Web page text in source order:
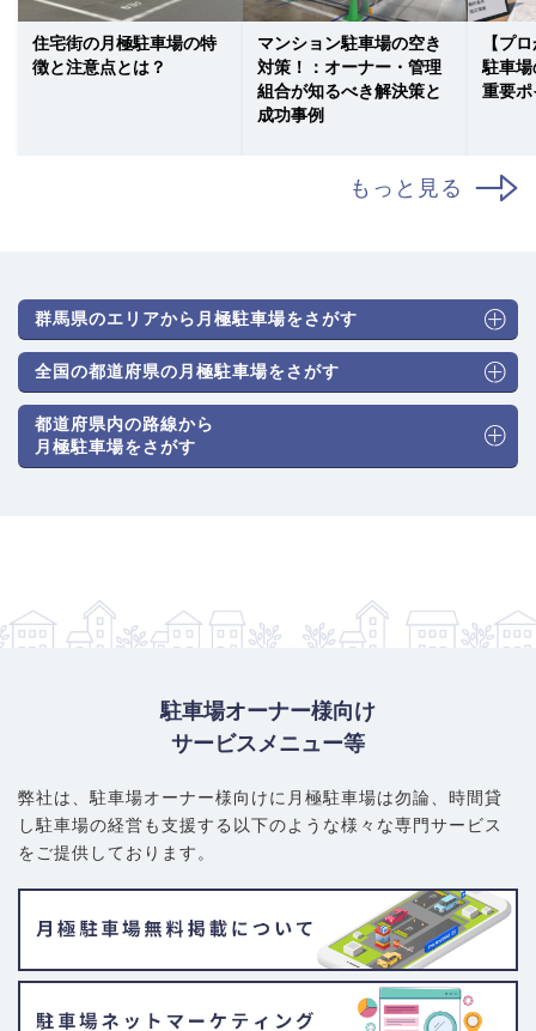
住宅街の月極駐車場の特
徴と注意点とは？
マンション駐車場の空き
対策！：オーナー・管理
組合が知るべき解決策と
成功事例
【プ
駐車
重要
もっと見る
群馬県のエリアから月極駐車場をさがす
全国の都道府県の月極駐車場をさがす
都道府県内の路線から
月極駐車場をさがす
駐車場オーナー様向け
サービスメニュー等
弊社は、駐車場オーナー様向けに月極駐車場は勿論、 時間貸
し駐車場の経営も支援する以下のような様々な専門サービス
をご提供しております。